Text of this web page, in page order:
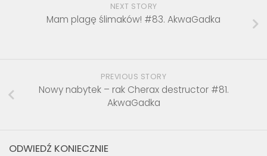
NEXT STORY
Mam plagę ślimaków! #83. AkwaGadka
PREVIOUS STORY
Nowy nabytek – rak Cherax destructor #81.
AkwaGadka
ODWIEDŹ KONIECZNIE